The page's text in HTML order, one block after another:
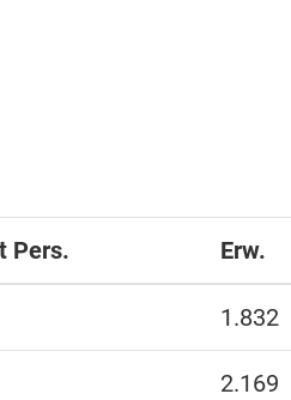
Pers. Erw.
1.832
2.169